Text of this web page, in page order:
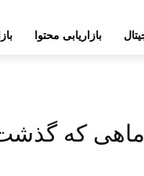
بازاریابی محتوا
ماهی که